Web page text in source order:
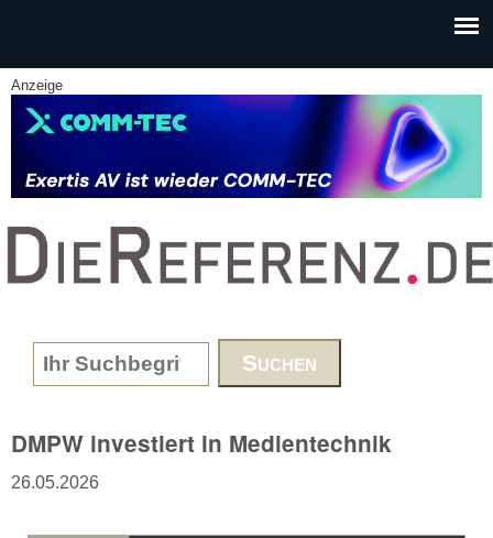
Anzeige
www.DieReferenz.de
Search form
DMPW investiert in Medientechnik
26.05.2026